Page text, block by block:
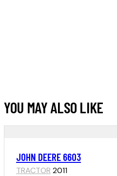
YOU MAY ALSO LIKE
JOHN DEERE 6603
TRACTOR 2011